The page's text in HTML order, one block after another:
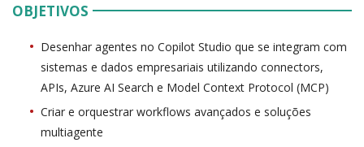
OBJETIVOS
Desenhar agentes no Copilot Studio que se integram com
sistemas e dados empresariais utilizando connectors,
APIs, Azure AI Search e Model Context Protocol (MCP)
Criar e orquestrar workflows avançados e soluções
multiagente